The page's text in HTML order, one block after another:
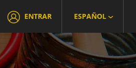
ENTRAR ESPAÑOL